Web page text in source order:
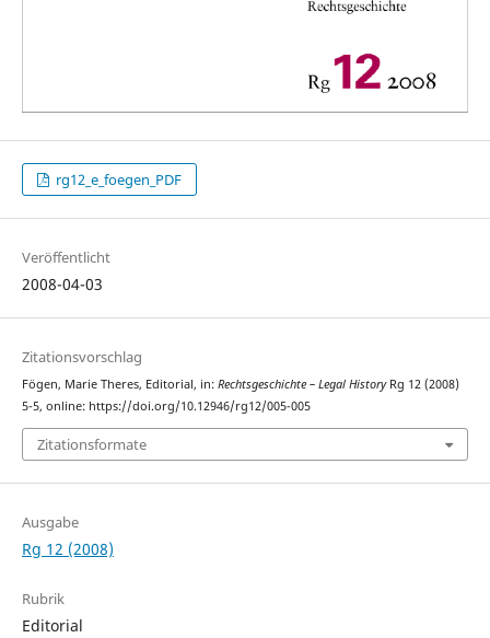
rg12_e_foegen_PDF
Veröffentlicht
2008-04-03
Zitationsvorschlag
Fögen, Marie Theres, Editorial, in: Rechtsgeschichte – Legal HistoryRg 12 (2008)
5-5, online: https://doi.org/10.12946/rg12/005-005
Zitationsformate
Ausgabe
Rg 12 (2008)
Rubrik
Editorial